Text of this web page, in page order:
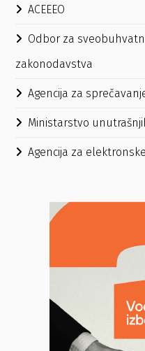
ACEEEO
Odbor za
zakonodavstva
Agencija za
Ministarstvo
Agencija za